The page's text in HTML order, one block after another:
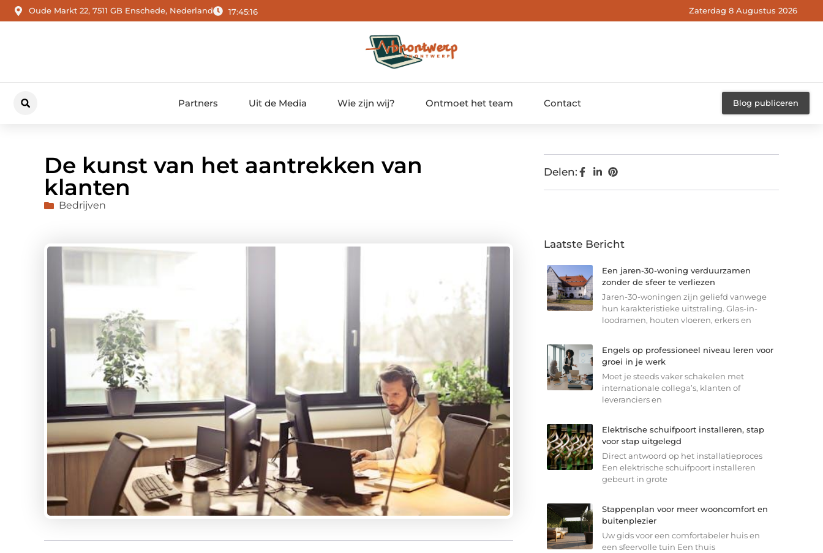
Oude Markt 22, 7511 GB Enschede, Nederland 17:45:18 Zaterdag 8 Augustus 2026
Partners Uit de Media Wie zijn wij? Ontmoet het team Contact Blog publiceren
De kunst van het aantrekken van
klanten
Bedrijven
Delen:
Laatste Bericht
Een jaren-30-woning verduurzamen
zonder de sfeer te verliezen
Jaren-30-woningen zijn geliefd vanwege
hun karakteristieke uitstraling. Glas-in-
loodramen, houten vloeren, erkers en
Engels op professioneel niveau leren voor
groei in je werk
Moet je steeds vaker schakelen met
internationale collega’s, klanten of
leveranciers en
Elektrische schuifpoort installeren, stap
voor stap uitgelegd
Direct antwoord op het installatieproces
Een elektrische schuifpoort installeren
gebeurt in grote
Stappenplan voor meer wooncomfort en
buitenplezier
Uw gids voor een comfortabeler huis en
een sfeervolle tuin Een thuis